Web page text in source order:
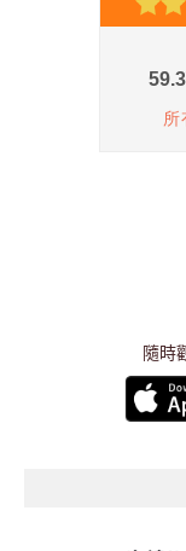
隨時